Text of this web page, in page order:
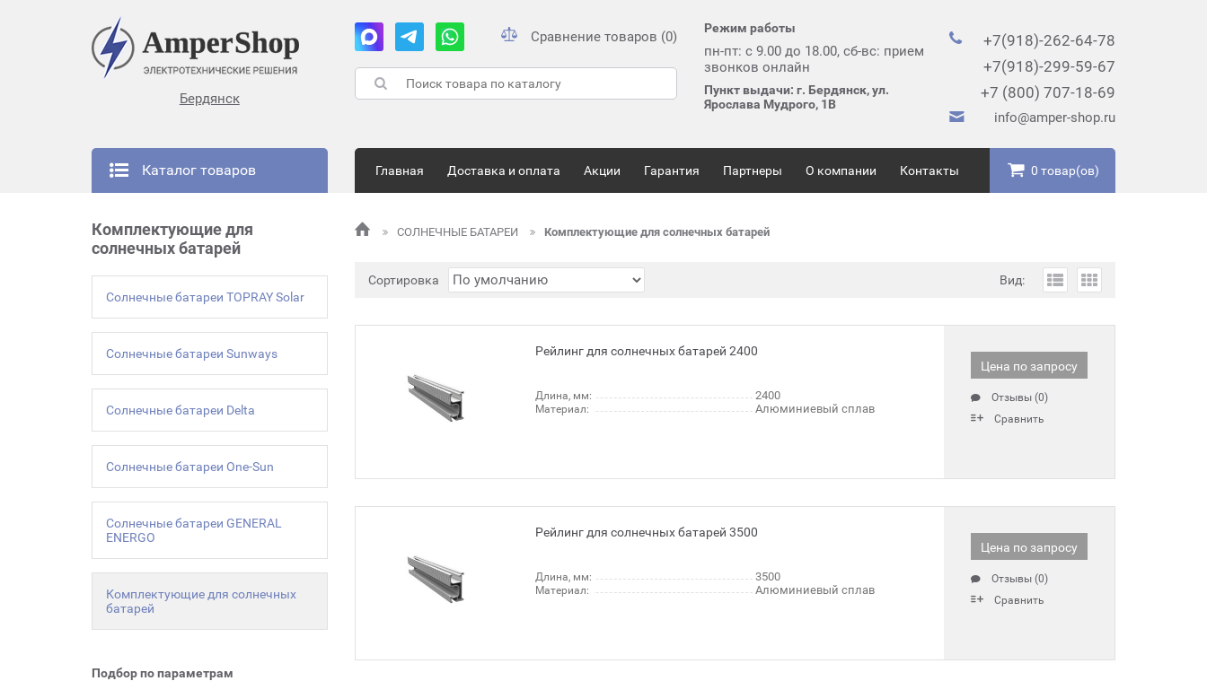
Бердянск
Сравнение товаров (0)
Режим работы
пн-пт: с 9.00 до 18.00, сб-вс: прием
звонков онлайн
Пункт выдачи: г. Бердянск, ул.
Ярослава Мудрого, 1В
+7(918)-262-64-78
+7(918)-299-59-67
+7 (800) 707-18-69
info@amper-shop.ru
Каталог товаров Главная Доставка и оплата Акции Гарантия Партнеры О компании Контакты 0 товар(ов)
Комплектующие для
солнечных батарей
Солнечные батареи TOPRAY Solar
Солнечные батареи Sunways
Солнечные батареи Delta
Солнечные батареи One-Sun
Солнечные батареи GENERAL
ENERGO
Комплектующие для солнечных
батарей
Подбор по параметрам
СОЛНЕЧНЫЕ БАТАРЕИ Комплектующие для солнечных батарей
Сортировка Вид:
Рейлинг для солнечных батарей 2400
Длина, мм: 2400
Материал: Алюминиевый сплав
Цена по запросу
Отзывы (0)
Сравнить
Рейлинг для солнечных батарей 3500
Длина, мм: 3500
Материал: Алюминиевый сплав
Цена по запросу
Отзывы (0)
Сравнить